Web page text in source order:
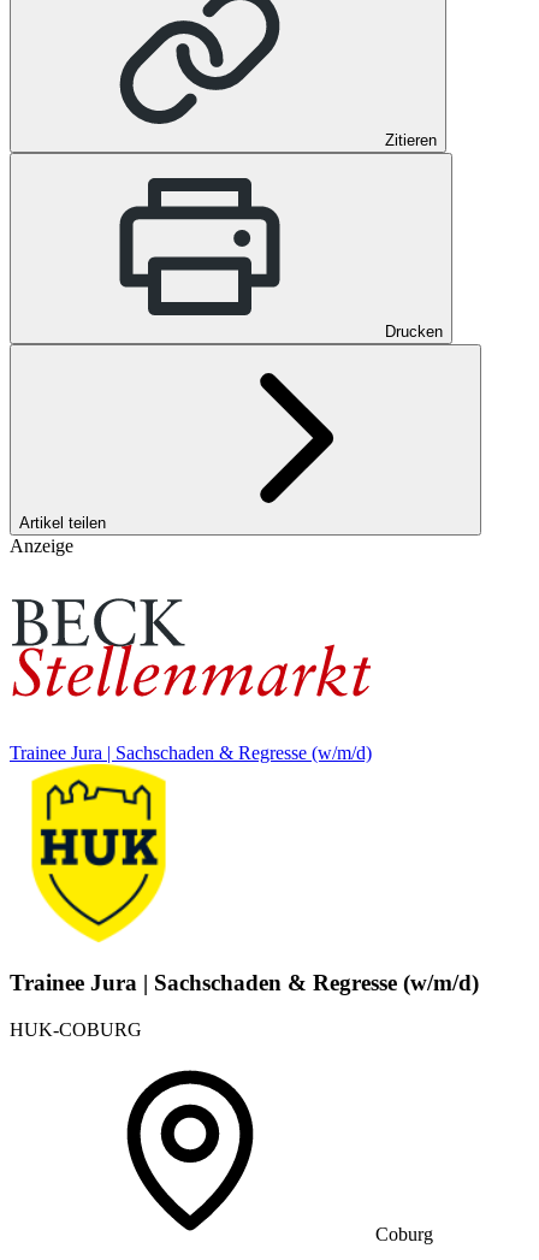
Zitieren
Drucken
Artikel teilen
Anzeige
Trainee Jura | Sachschaden & Regresse (w/m/d)
Trainee Jura | Sachschaden & Regresse (w/m/d)
HUK-COBURG
Coburg